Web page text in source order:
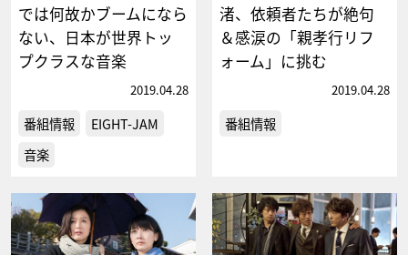
では何故かブームになら
ない、日本が世界トッ
プクラスな音楽
2019.04.28
番組情報
EIGHT-JAM
音楽
渚、依頼者たちが絶句
＆感涙の「親孝行リフ
ォーム」に挑む
2019.04.28
番組情報